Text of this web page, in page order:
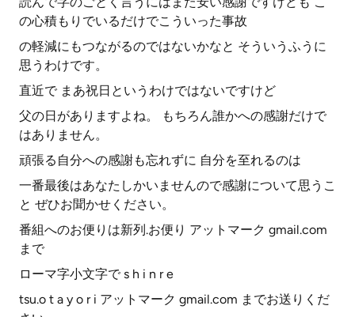
の心積もりでいるだけでこういった事故
の軽減にもつながるのではないかなと そういうふうに
思うわけです。
直近で まあ祝日というわけではないですけど
父の日がありますよね。 もちろん誰かへの感謝だけで
はありません。
頑張る自分への感謝も忘れずに 自分を至れるのは
一番最後はあなたしかいませんので感謝について思うこ
と ぜひお聞かせください。
番組へのお便りは新列.お便り アットマーク gmail.com
まで
ローマ字小文字で s h i n r e
tsu.o t a y o r i アットマーク gmail.com までお送りくだ